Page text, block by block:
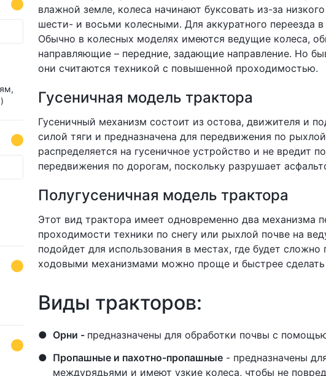
влажной земле, колеса начинают буксовать из-за
шести- и восьми колесными. Для аккуратного переезда
Обычно в колесных моделях имеются ведущие колеса,
направляющие – передние, задающие направление. Но
они считаются техникой с повышенной проходимостью.
Гусеничная модель трактора
Гусеничный механизм состоит из остова, движителя и
силой тяги и предназначена для передвижения по
распределяется на гусеничное устройство и не вредит
передвижения по дорогам, поскольку разрушает
Полугусеничная модель трактора
Этот вид трактора имеет одновременно два механизма
проходимости техники по снегу или рыхлой почве на
подойдет для использования в местах, где будет
ходовыми механизмами можно проще и быстрее сделать
Виды тракторов:
Орни - предназначены для обработки почвы с
Пропашные и пахотно-пропашные - предназначены
междурядьями и имеют узкие колеса, чтобы не